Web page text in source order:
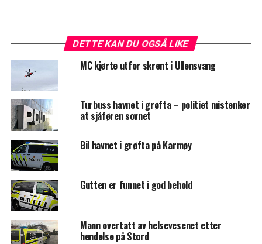
DETTE KAN DU OGSÅ LIKE
MC kjørte utfor skrent i Ullensvang
Turbuss havnet i grøfta – politiet mistenker
at sjåføren sovnet
Bil havnet i grøfta på Karmøy
Gutten er funnet i god behold
Mann overtatt av helsevesenet etter
hendelse på Stord